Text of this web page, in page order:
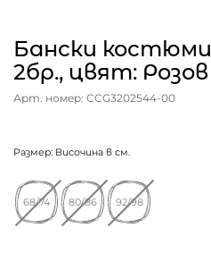
Бански костюми
2бр., цвят: Розов
Арт. номер: CCG3202544-00
Размер: Височина в см.
68/74 80/86 92/98